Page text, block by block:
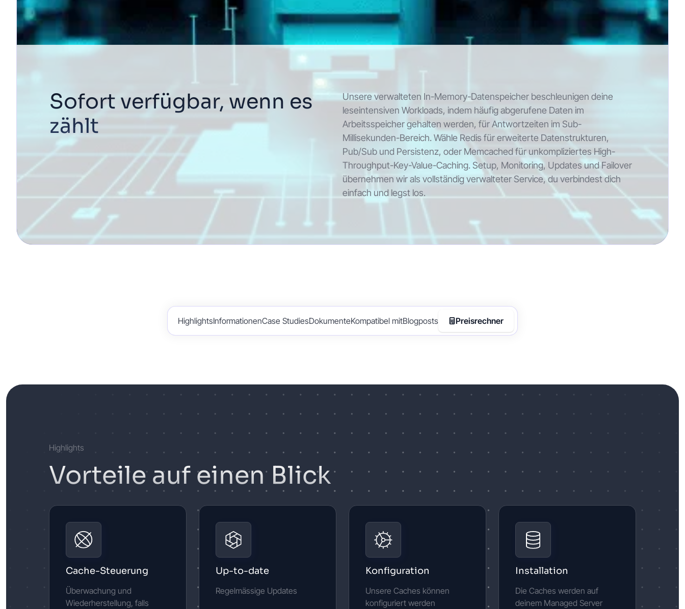
Sofort verfügbar, wenn es
zählt
Unsere verwalteten In-Memory-Datenspeicher beschleunigen deine
leseintensiven Workloads, indem häufig abgerufene Daten im
Arbeitsspeicher gehalten werden, für Antwortzeiten im Sub-
Millisekunden-Bereich. Wähle Redis für erweiterte Datenstrukturen,
Pub/Sub und Persistenz, oder Memcached für unkompliziertes High-
Throughput-Key-Value-Caching. Setup, Monitoring, Updates und Failover
übernehmen wir als vollständig verwalteter Service, du verbindest dich
einfach und legst los.
HighlightsInformationenCase StudiesDokumenteKompatibel mitBlogposts Preisrechner
Highlights
Vorteile auf einen Blick
Cache-Steuerung
Überwachung und
Wiederherstellung, falls
Up-to-date
Regelmässige Updates
Konfiguration
Unsere Caches können
konfiguriert werden
Installation
Die Caches werden auf
deinem Managed Server